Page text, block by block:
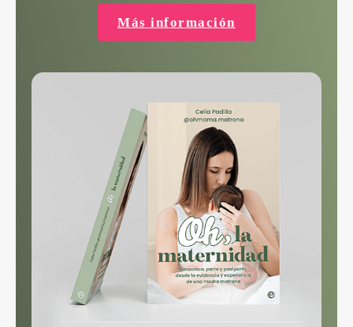
Más información